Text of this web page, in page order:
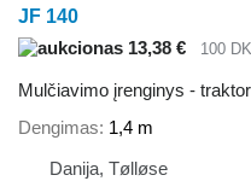
JF 140
13,38 €
100
Mulčiavimo įrenginys -
Dengimas 1,4 m
Danija, Tølløse